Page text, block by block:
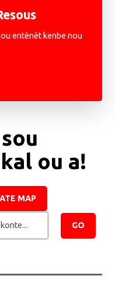
entènèt kenbe nou
ou a!
MAP
GO